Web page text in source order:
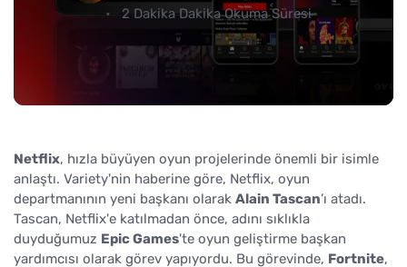
2 Dakika Dakika Okuma Süresi
Netflix, hızla büyüyen oyun projelerinde önemli bir isimle
anlaştı. Variety'nin haberine göre, Netflix, oyun
departmanının yeni başkanı olarak Alain Tascan’ı atadı.
Tascan, Netflix'e katılmadan önce, adını sıklıkla
duyduğumuz Epic Games'te oyun geliştirme başkan
yardımcısı olarak görev yapıyordu. Bu görevinde, Fortnite,